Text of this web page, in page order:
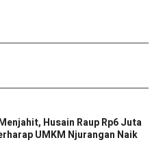
Husain Raup Rp6 Juta
UMKM Njurangan Naik